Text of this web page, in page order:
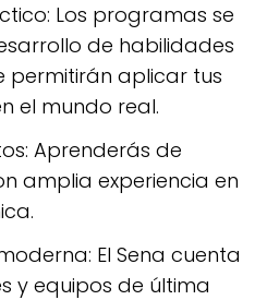
Los programas se
de habilidades
permitirán aplicar tus
el mundo real.
Aprenderás de
amplia experiencia en
El Sena cuenta
y equipos de última